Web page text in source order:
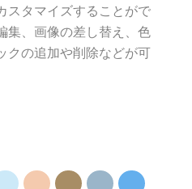
スタマイズすることがで
集、画像の差し替え、色
クの追加や削除などが可